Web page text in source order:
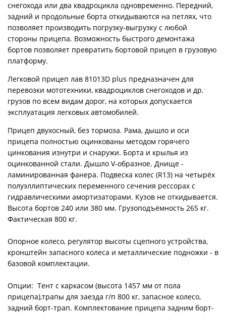
снегохода или два квадроцикла одновременно. Передний,
задний и продольные борта откидываются на петлях, что
позволяет производить погрузку-выгрузку с любой
стороны прицепа. Возможность быстрого демонтажа
бортов позволяет превратить бортовой прицеп в грузовую
платформу.
Легковой прицеп лав 81013D plus предназначен для
перевозки мототехники, квадроциклов снегоходов и др.
грузов по всем видам дорог, на которых допускается
эксплуатация легковых автомобилей.
Прицеп двухосный, без тормоза. Рама, дышло и оси
прицепа полностью оцинкованы методом горячего
цинкования изнутри и снаружи. Борта и крылья из
оцинкованной стали. Дышло V-образное. Днище -
ламинированная фанера. Подвеска колес (R13) на четырёх
полуэллиптических переменного сечения рессорах с
гидравлическими амортизаторами. Кузов не откидывается.
Высота бортов 240 или 380 мм. Грузоподъёмность 265 кг.
Фактическая 800 кг.
Опорное колесо, регулятор высоты сцепного устройства,
кронштейн запасного колеса и металлические подножки - в
базовой комплектации.
Опции: Тент с каркасом (высота 1457 мм от пола
прицепа),трапы для заезда г/п 800 кг, запасное колесо,
задний борт-трап. Комплектование прицепа задним борт-